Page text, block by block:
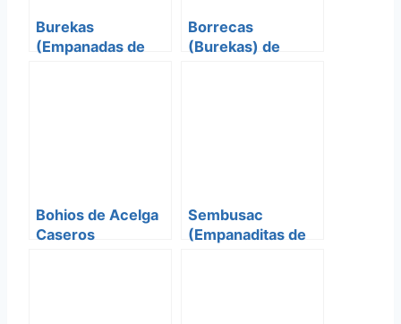
Burekas
(Empanadas de
Borrecas
(Burekas) de
Bohios de Acelga
Caseros
Sembusac
(Empanaditas de